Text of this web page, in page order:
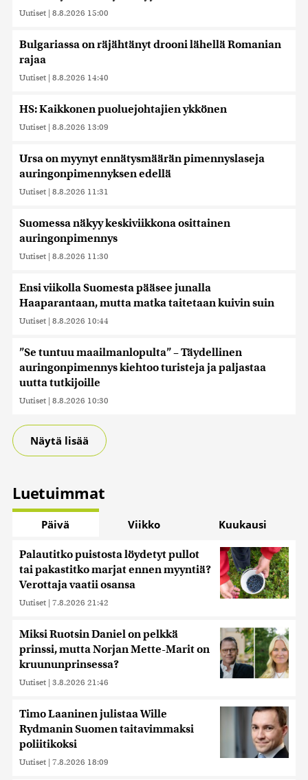
Uutiset | 8.8.2026 15:00
Bulgariassa on räjähtänyt drooni lähellä Romanian
rajaa
Uutiset | 8.8.2026 14:40
HS: Kaikkonen puoluejohtajien ykkönen
Uutiset | 8.8.2026 13:09
Ursa on myynyt ennätysmäärän pimennyslaseja
auringonpimennyksen edellä
Uutiset | 8.8.2026 11:31
Suomessa näkyy keskiviikkona osittainen
auringonpimennys
Uutiset | 8.8.2026 11:30
Ensi viikolla Suomesta pääsee junalla
Haaparantaan, mutta matka taitetaan kuivin suin
Uutiset | 8.8.2026 10:44
”Se tuntuu maailmanlopulta” – Täydellinen
auringonpimennys kiehtoo turisteja ja paljastaa
uutta tutkijoille
Uutiset | 8.8.2026 10:30
Näytä lisää
Luetuimmat
Päivä Viikko Kuukausi
Palautitko puistosta löydetyt pullot
tai pakastitko marjat ennen myyntiä?
Verottaja vaatii osansa
Uutiset | 7.8.2026 21:42
Miksi Ruotsin Daniel on pelkkä
prinssi, mutta Norjan Mette-Marit on
kruununprinsessa?
Uutiset | 3.8.2026 21:46
Timo Laaninen julistaa Wille
Rydmanin Suomen taitavimmaksi
poliitikoksi
Uutiset | 7.8.2026 18:09